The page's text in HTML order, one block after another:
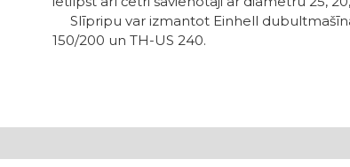
Slīpripu var izmantot Einhell
150/200 un TH-US 240.